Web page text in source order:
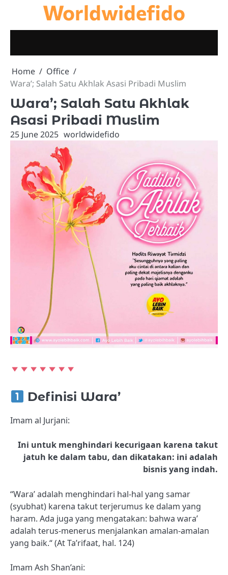
content
Worldwidefido
Home
Office
Wara’; Salah Satu Akhlak Asasi Pribadi Muslim
Wara’; Salah Satu Akhlak
Asasi Pribadi Muslim
25 June 2025 worldwidefido
Definisi Wara’
Imam al Jurjani:
Ini untuk menghindari kecurigaan karena takut
jatuh ke dalam tabu, dan dikatakan: ini adalah
bisnis yang indah.
“Wara’ adalah menghindari hal-hal yang samar
(syubhat) karena takut terjerumus ke dalam yang
haram. Ada juga yang mengatakan: bahwa wara’
adalah terus-menerus menjalankan amalan-amalan
yang baik.“ (At Ta’rifaat, hal. 124)
Imam Ash Shan’ani: